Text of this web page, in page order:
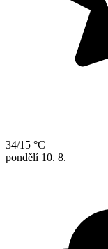
34/15 °C
pondělí 10. 8.